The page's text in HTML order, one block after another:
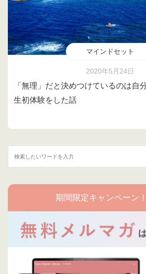
マインドセット
2020年5月24日
「無理」だと決めつけているのは自
生初体験をした話
期間限定キャンペーン